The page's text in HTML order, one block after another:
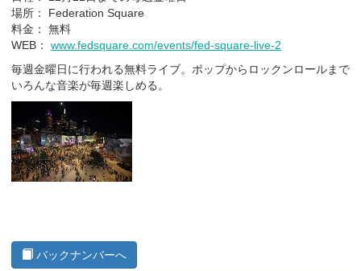
場所： Federation Square
料金： 無料
WEB： www.fedsquare.com/events/fed-square-live-2
毎週金曜日に行われる無料ライブ。ポップからロックンロールまで
いろんな音楽が毎週楽しめる。
バックナンバーへ